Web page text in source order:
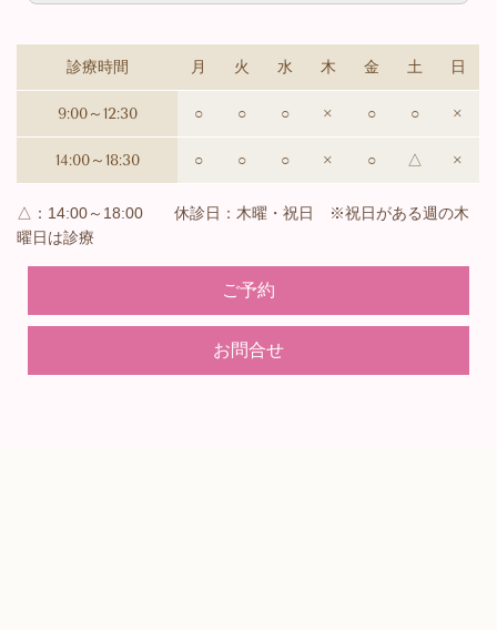
診療時間 月 火 水 木 金 土 日
9:00～12:30 ○ ○ ○ × ○ ○ ×
14:00～18:30 ○ ○ ○ × ○ △ ×
△：14:00～18:00 休診日：木曜・祝日 ※祝日がある週の木
曜日は診療
ご予約
お問合せ